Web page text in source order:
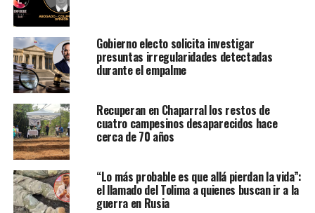
Gobierno electo solicita investigar
presuntas irregularidades detectadas
durante el empalme
Recuperan en Chaparral los restos de
cuatro campesinos desaparecidos hace
cerca de 70 años
“Lo más probable es que allá pierdan la vida”:
el llamado del Tolima a quienes buscan ir a la
guerra en Rusia